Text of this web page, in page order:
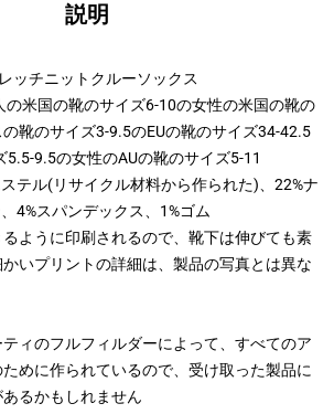
説明
ッチニットクルーソックス
の米国の靴のサイズ6-10の女性の米国の靴の
靴のサイズ3-9.5のEUの靴のサイズ34-42.5
5.5-9.5の女性のAUの靴のサイズ5-11
テル(リサイクル材料から作られた)、22%ナ
4%スパンデックス、1%ゴム
ように印刷されるので、靴下は伸びても素
いプリントの詳細は、製品の写真とは異な
ィのフルフィルダーによって、すべてのア
めに作られているので、受け取った製品に
るかもしれません